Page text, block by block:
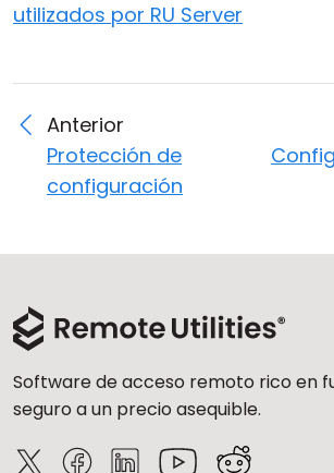
utilizados por RU Server
Anterior
Protección de
configuración
Software de acceso remoto rico en
seguro a un precio asequible.